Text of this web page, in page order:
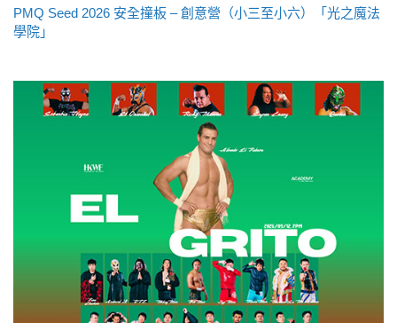
PMQ Seed 2026 安全撞板 – 創意營（小三至小六）「光之魔法
學院」